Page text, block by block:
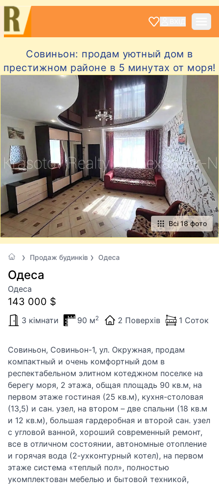
Совиньон: продам уютный дом в
престижном районе в 5 минутах от моря!
Всі 18 фото
Продаж будинків Одеса
Одеса
Одеса
143 000 $
3 кімнати 90 м2 2 Поверхів 1 Соток
Совиньон, Совиньон-1, ул. Окружная, продам
компактный и очень комфортный дом в
респектабельном элитном котеджном поселке на
берегу моря, 2 этажа, общая площадь 90 кв.м, на
первом этаже гостиная (25 кв.м), кухня-столовая
(13,5) и сан. узел, на втором – две спальни (18 кв.м
и 12 кв.м), большая гардеробная и второй сан. узел
с угловой ванной, хороший современный ремонт,
все в отличном состоянии, автономные отопление
и горячая вода (2-ухконтурный котел), на первом
этаже система «теплый пол», полностью
укомплектован мебелью и бытовой техникой,